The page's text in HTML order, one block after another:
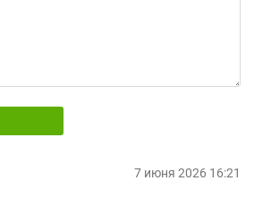
7 июня 2026 16:21